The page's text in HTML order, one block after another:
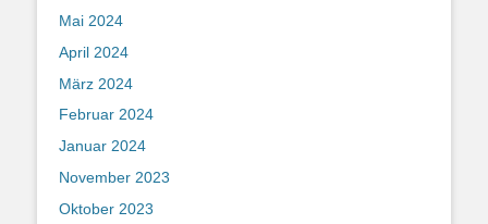
Mai 2024
April 2024
März 2024
Februar 2024
Januar 2024
November 2023
Oktober 2023